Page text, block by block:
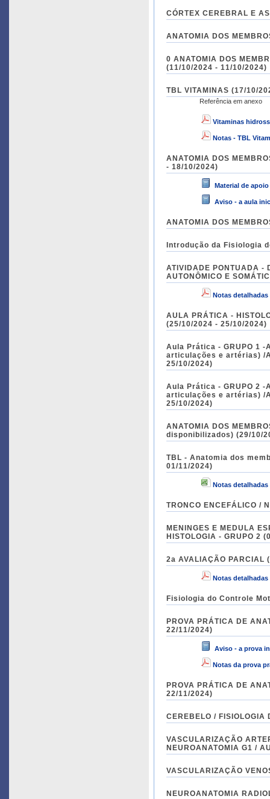
CÓRTEX CEREBRAL E
ANATOMIA DOS
0 ANATOMIA DOS
(11/10/2024 - 11/10/2024)
TBL VITAMINAS (17/10/
Referência em anexo
Vitaminas
Notas - TBL
ANATOMIA DOS
- 18/10/2024)
Material de
Aviso - a aula
ANATOMIA DOS
Introdução da Fisiologia
ATIVIDADE PONTUADA -
AUTONÔMICO E
Notas
AULA PRÁTICA -
(25/10/2024 - 25/10/2024)
Aula Prática - GRUPO 1
articulações e artérias) /
25/10/2024)
Aula Prática - GRUPO 2
articulações e artérias) /
25/10/2024)
ANATOMIA DOS
disponibilizados) (29/10/
TBL - Anatomia dos
01/11/2024)
Notas
TRONCO ENCEFÁLICO /
MENINGES E MEDULA
HISTOLOGIA - GRUPO 2
2a AVALIAÇÃO PARCIAL
Notas detalhadas
Fisiologia do Controle
PROVA PRÁTICA DE
22/11/2024)
Aviso - a prova
Notas da prova
PROVA PRÁTICA DE
22/11/2024)
CEREBELO /
VASCULARIZAÇÃO
NEUROANATOMIA G1 /
VASCULARIZAÇÃO
NEUROANATOMIA